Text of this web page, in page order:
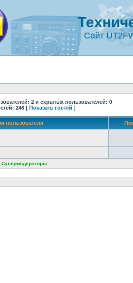
Сайт
2 и скрытых пользователей: 0
246 [ Показать гостей ]
пользователя
Супермодераторы